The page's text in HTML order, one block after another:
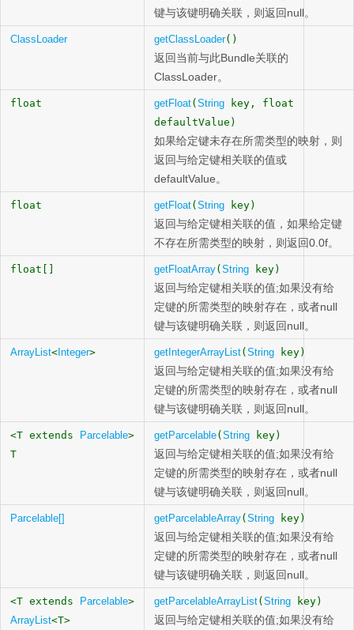
键与该键明确关联，则返回null。
ClassLoader getClassLoader()
返回当前与此Bundle关联的
ClassLoader。
float getFloat( String key, float
defaultValue)
如果给定键未存在所需类型的映射，则
返回与给定键相关联的值或
defaultValue。
float getFloat( String key)
返回与给定键相关联的值，如果给定键
不存在所需类型的映射，则返回0.0f。
float[] getFloatArray( String key)
返回与给定键相关联的值;如果没有给
定键的所需类型的映射存在，或者null
键与该键明确关联，则返回null。
ArrayList< Integer> getIntegerArrayList( String key)
返回与给定键相关联的值;如果没有给
定键的所需类型的映射存在，或者null
键与该键明确关联，则返回null。
<T extends Parcelable>
T
getParcelable( String key)
返回与给定键相关联的值;如果没有给
定键的所需类型的映射存在，或者null
键与该键明确关联，则返回null。
Parcelable[] getParcelableArray( String key)
返回与给定键相关联的值;如果没有给
定键的所需类型的映射存在，或者null
键与该键明确关联，则返回null。
<T extends Parcelable>
ArrayList<T>
getParcelableArrayList( String key)
返回与给定键相关联的值;如果没有给